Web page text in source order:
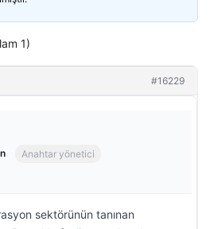
1)
#16229
Anahtar yönetici
sektörünün tanınan